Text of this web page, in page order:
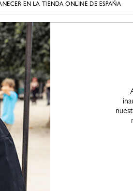
EN LA TIENDA ONLINE DE ESPAÑA